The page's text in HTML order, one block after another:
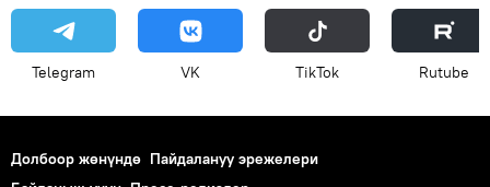
Telegram VK ТikТоk Rutube
Долбоор жөнүндө Пайдалануу эрежелери